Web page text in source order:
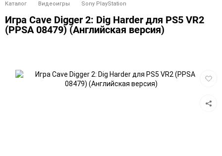
Каталог Видеоигры Sony PlayStation
Игра Cave Digger 2: Dig Harder для PS5 VR2
(PPSA 08479) (Английская версия)